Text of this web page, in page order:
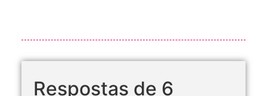
Respostas de 6